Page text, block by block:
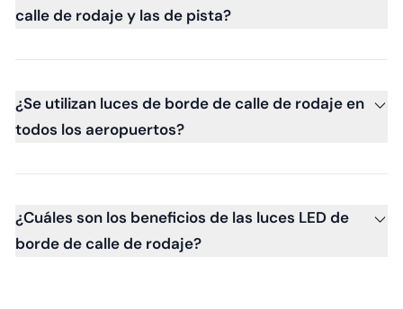
calle de rodaje y las de pista?
¿Se utilizan luces de borde de calle de rodaje en
todos los aeropuertos?
¿Cuáles son los beneficios de las luces LED de
borde de calle de rodaje?